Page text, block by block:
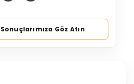
Göz Atın